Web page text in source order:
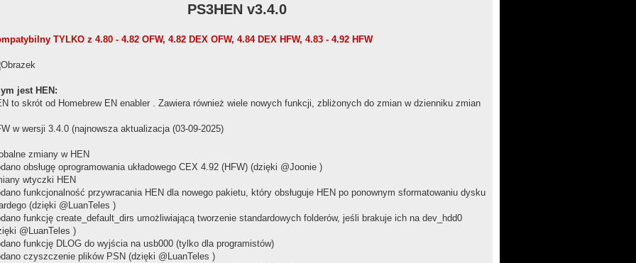
PS3HEN v3.4.0
TYLKO z 4.80 - 4.82 OFW, 4.82 DEX OFW, 4.84 DEX HFW, 4.83 - 4.92 HFW
jest HEN:
to skrót od Homebrew EN enabler . Zawiera również wiele nowych funkcji, zbliżonych do zmian w dzienniku zmian
w wersji 3.4.0 (najnowsza aktualizacja (03-09-2025)
zmiany w HEN
obsługę oprogramowania układowego CEX 4.92 (HFW) (dzięki @Joonie )
wtyczki HEN
funkcjonalność przywracania HEN dla nowego pakietu, który obsługuje HEN po ponownym sformatowaniu dysku
(dzięki @LuanTeles )
funkcję create_default_dirs umożliwiającą tworzenie standardowych folderów, jeśli brakuje ich na dev_hdd0
@LuanTeles )
funkcję DLOG do wyjścia na usb000 (tylko dla programistów)
czyszczenie plików PSN (dzięki @LuanTeles )